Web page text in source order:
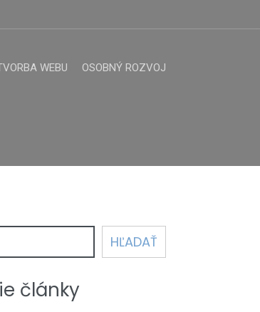
WEBU OSOBNÝ ROZVOJ
HĽADAŤ
články